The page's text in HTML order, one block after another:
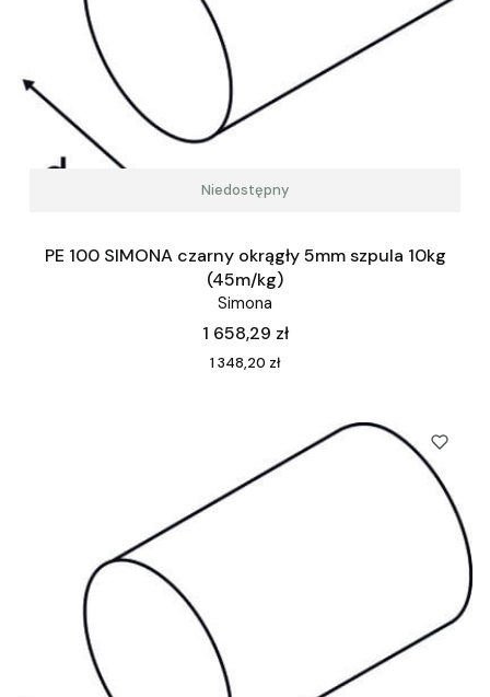
Niedostępny
PE 100 SIMONA czarny okrągły 5mm szpula 10kg
(45m/kg)
Simona
Cena
1 658,29 zł
Cena
1 348,20 zł